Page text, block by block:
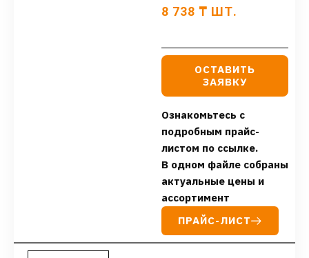
8 738 ₸ ШТ.
ОСТАВИТЬ
ЗАЯВКУ
Ознакомьтесь с
подробным прайс-
листом по ссылке.
В одном файле собраны
актуальные цены и
ассортимент
ПРАЙС-ЛИСТ